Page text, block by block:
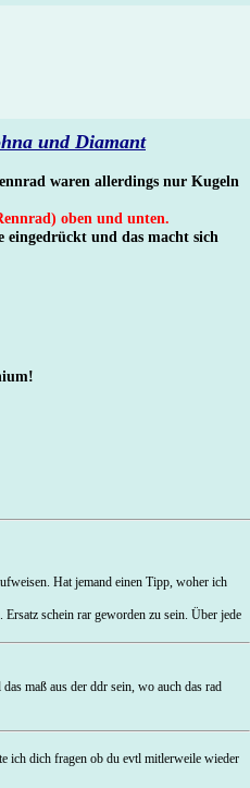
und Diamant
waren allerdings nur Kugeln
oben und unten.
eingedrückt und das macht sich
Hat jemand einen Tipp, woher ich
schein rar geworden zu sein. Über jede
maß aus der ddr sein, wo auch das rad
ich dich fragen ob du evtl mitlerweile wieder